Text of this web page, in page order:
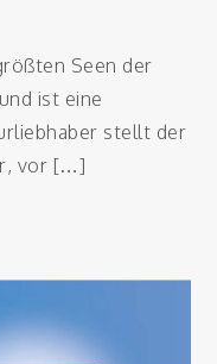
Seen der
ist eine
stellt der
vor […]